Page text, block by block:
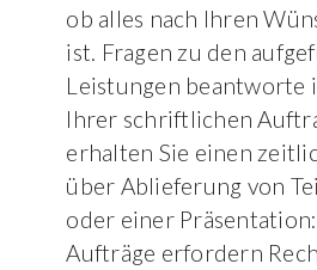
ob alles nach Ihren
ist. Fragen zu den
Leistungen beantworte
Ihrer schriftlichen
erhalten Sie einen
über Ablieferung von
oder einer
Aufträge erfordern